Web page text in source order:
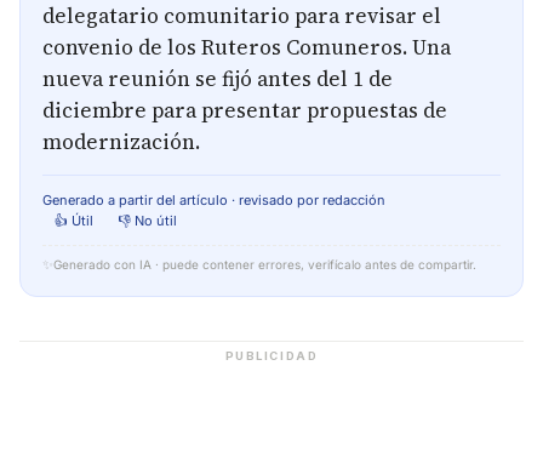
delegatario comunitario para revisar el
convenio de los Ruteros Comuneros. Una
nueva reunión se fijó antes del 1 de
diciembre para presentar propuestas de
modernización.
Generado a partir del artículo · revisado por redacción
👍 Útil
👎 No útil
✨ Generado con IA · puede contener errores, verifícalo antes de compartir.
PUBLICIDAD